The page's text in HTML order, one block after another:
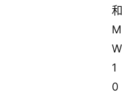
和
M
W
1
0